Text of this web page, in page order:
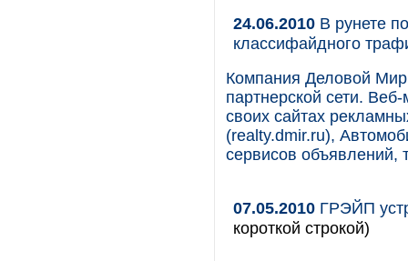
24.06.2010 В рунете
классифайдного
Компания Деловой
партнерской сети.
своих сайтах
(realty.dmir.ru),
сервисов объявлений,
07.05.2010 ГРЭЙП
короткой строкой)